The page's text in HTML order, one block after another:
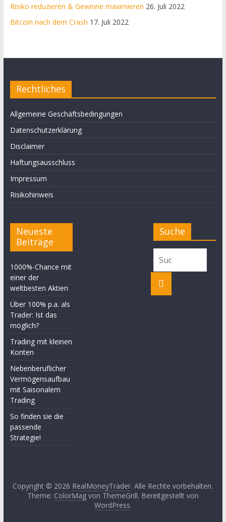
Risiko reduzieren & Gewinne maximieren 26. Juli 2022
Bitcoin nach dem Crash 17. Juli 2022
Rechtliches
Allgemeine Geschäftsbedingungen
Datenschutzerklärung
Disclaimer
Haftungsausschluss
Impressum
Risikohinweis
Neueste
Beiträge
1000%-Chance mit
einer der
weltbesten Aktien
Über 100% p.a. als
Trader: Ist das
möglich?
Trading mit kleinen
Konten
Nebenberuflicher
Vermögensaufbau
mit Saisonalem
Trading
So finden sie die
passende
Strategie!
Suche
Copyright © 2026 RealMoneyTrader. Alle Rechte vorbehalten.
Theme: ColorMagvon ThemeGrill. Bereitgestellt von
WordPress.